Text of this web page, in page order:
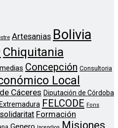
Artesanias Bolivia
Chiquitania
Concepción Consultoria
Local
Cáceres Diputación de Córdoba
Extremadura FELCODE Fons
Formación
Misiones